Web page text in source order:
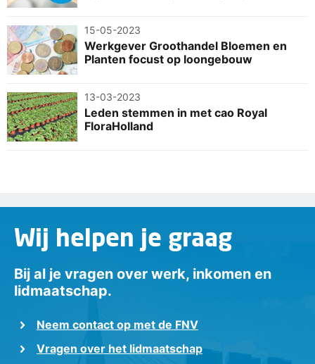
15-05-2023
Werkgever Groothandel Bloemen en
Planten focust op loongebouw
13-03-2023
Leden stemmen in met cao Royal
FloraHolland
Wij helpen je graag
Bij al je vragen over werk, inkomen en
lidmaatschap.
Neem contact op met de FNV
Vragen over het lidmaatschap